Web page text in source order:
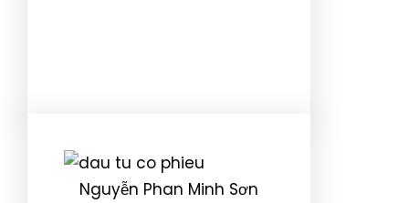
Nguyễn Phan Minh Sơn